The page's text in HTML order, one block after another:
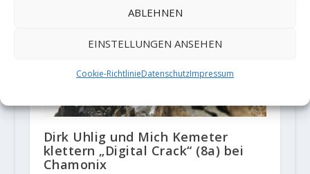
ABLEHNEN
EINSTELLUNGEN ANSEHEN
Cookie-RichtlinieDatenschutzImpressum
Dirk Uhlig und Mich Kemeter
klettern „Digital Crack“ (8a) bei
Chamonix